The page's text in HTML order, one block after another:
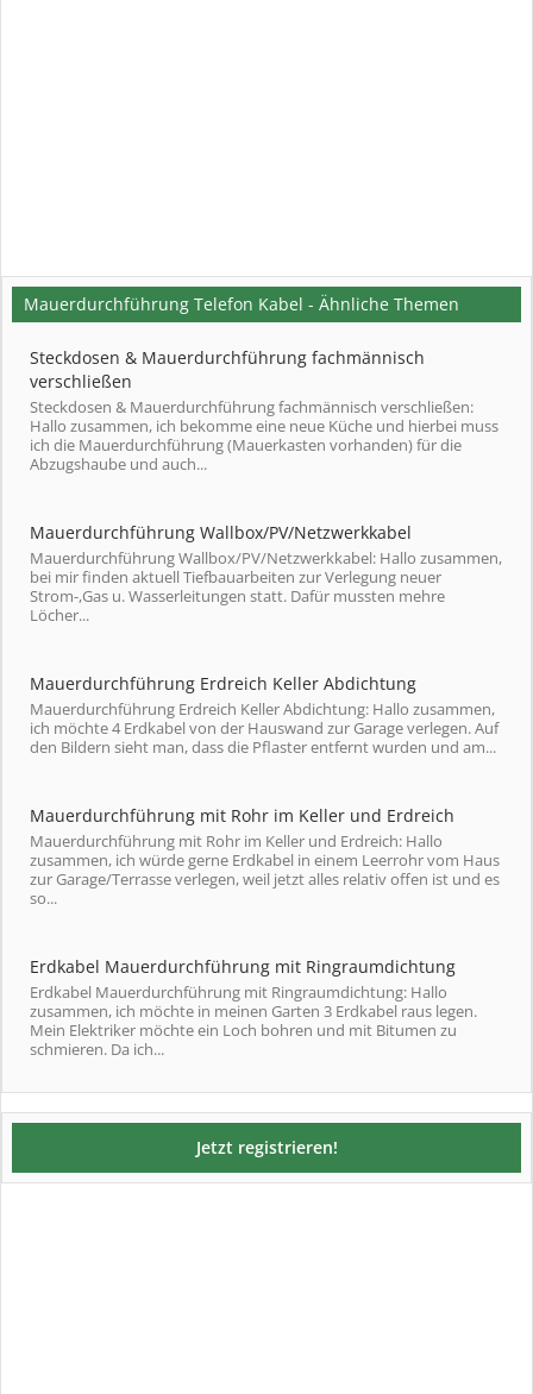
Mauerdurchführung Telefon Kabel - Ähnliche Themen
Steckdosen & Mauerdurchführung fachmännisch
verschließen
Steckdosen & Mauerdurchführung fachmännisch verschließen:
Hallo zusammen, ich bekomme eine neue Küche und hierbei muss
ich die Mauerdurchführung (Mauerkasten vorhanden) für die
Abzugshaube und auch...
Mauerdurchführung Wallbox/PV/Netzwerkkabel
Mauerdurchführung Wallbox/PV/Netzwerkkabel: Hallo zusammen,
bei mir finden aktuell Tiefbauarbeiten zur Verlegung neuer
Strom-,Gas u. Wasserleitungen statt. Dafür mussten mehre
Löcher...
Mauerdurchführung Erdreich Keller Abdichtung
Mauerdurchführung Erdreich Keller Abdichtung: Hallo zusammen,
ich möchte 4 Erdkabel von der Hauswand zur Garage verlegen. Auf
den Bildern sieht man, dass die Pflaster entfernt wurden und am...
Mauerdurchführung mit Rohr im Keller und Erdreich
Mauerdurchführung mit Rohr im Keller und Erdreich: Hallo
zusammen, ich würde gerne Erdkabel in einem Leerrohr vom Haus
zur Garage/Terrasse verlegen, weil jetzt alles relativ offen ist und es
so...
Erdkabel Mauerdurchführung mit Ringraumdichtung
Erdkabel Mauerdurchführung mit Ringraumdichtung: Hallo
zusammen, ich möchte in meinen Garten 3 Erdkabel raus legen.
Mein Elektriker möchte ein Loch bohren und mit Bitumen zu
schmieren. Da ich...
Jetzt registrieren!